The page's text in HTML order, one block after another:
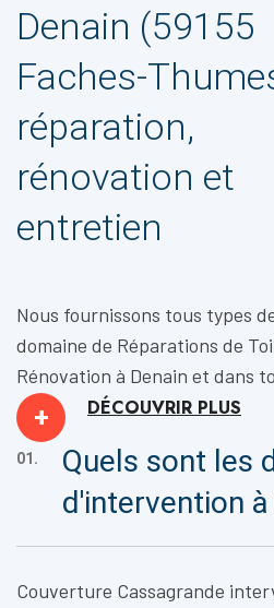
Denain (59155
Faches-
réparation,
rénovation et
entretien
Nous fournissons tous types
domaine de Réparations de
Rénovation à Denain et dans
+ DÉCOUVRIR PLUS
01.
Quels sont les
d'intervention à
Couverture Cassagrande